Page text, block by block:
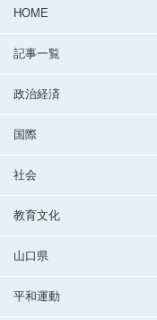
HOME
記事一覧
政治経済
国際
社会
教育文化
山口県
平和運動